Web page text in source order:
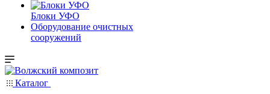
Блоки УФО
Оборудование очистных
сооружений
Каталог